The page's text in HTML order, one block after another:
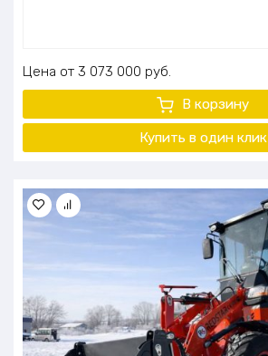
Цена 3 073 000 руб.
В корзину
Купить в один клик